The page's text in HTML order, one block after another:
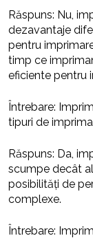
Răspuns: Nu,
dezavantaje
pentru
timp ce
eficiente pentru
Întrebare:
tipuri de
Răspuns: Da,
scumpe decât
posibilități de
complexe.
Întrebare: